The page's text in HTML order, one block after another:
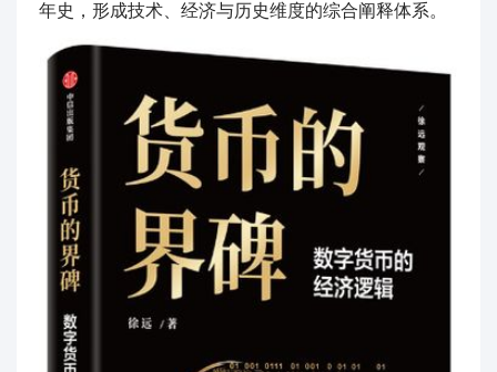
年史，形成技术、经济与历史维度的综合阐释体系。